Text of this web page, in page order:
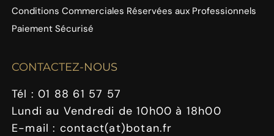
Conditions Commerciales Réservées aux Professionnels
Paiement Sécurisé
CONTACTEZ-NOUS
Tél : 01 88 61 57 57
Lundi au Vendredi de 10h00 à 18h00
E-mail : contact(at)botan.fr